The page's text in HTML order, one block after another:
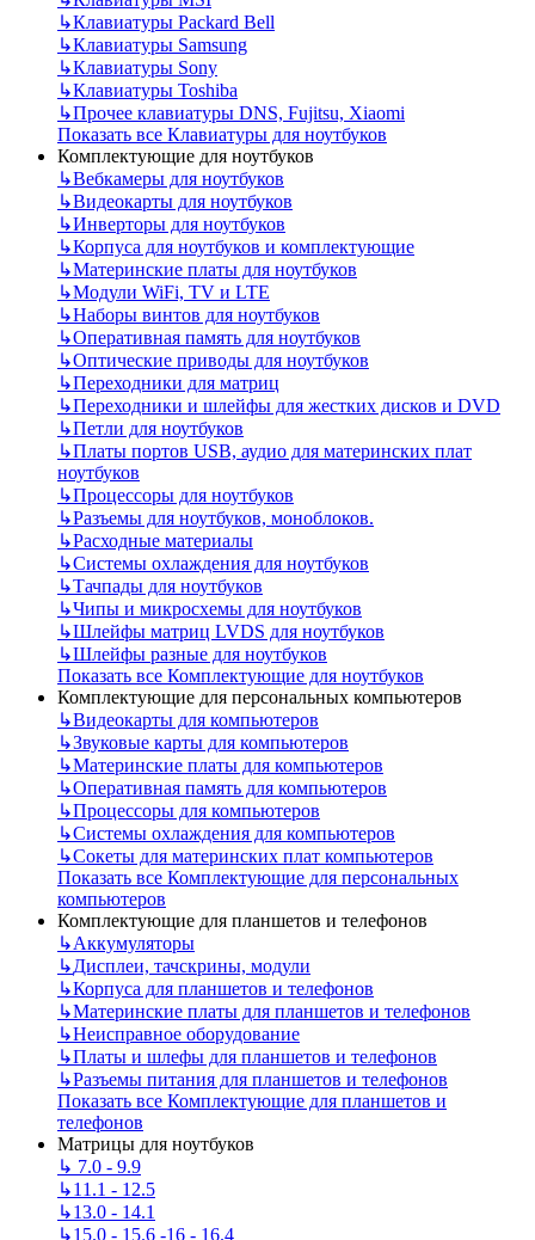
↳Клавиатуры Packard Bell
↳Клавиатуры Samsung
↳Клавиатуры Sony
↳Клавиатуры Toshiba
↳Прочее клавиатуры DNS, Fujitsu, Xiaomi
Показать все Клавиатуры для ноутбуков
Комплектующие для ноутбуков
↳Вебкамеры для ноутбуков
↳Видеокарты для ноутбуков
↳Инверторы для ноутбуков
↳Корпуса для ноутбуков и комплектующие
↳Материнские платы для ноутбуков
↳Модули WiFi, TV и LTE
↳Наборы винтов для ноутбуков
↳Оперативная память для ноутбуков
↳Оптические приводы для ноутбуков
↳Переходники для матриц
↳Переходники и шлейфы для жестких дисков и DVD
↳Петли для ноутбуков
↳Платы портов USB, аудио для материнских плат
ноутбуков
↳Процессоры для ноутбуков
↳Разъемы для ноутбуков, моноблоков.
↳Расходные материалы
↳Системы охлаждения для ноутбуков
↳Тачпады для ноутбуков
↳Чипы и микросхемы для ноутбуков
↳Шлейфы матриц LVDS для ноутбуков
↳Шлейфы разные для ноутбуков
Показать все Комплектующие для ноутбуков
Комплектующие для персональных компьютеров
↳Видеокарты для компьютеров
↳Звуковые карты для компьютеров
↳Материнские платы для компьютеров
↳Оперативная память для компьютеров
↳Процессоры для компьютеров
↳Системы охлаждения для компьютеров
↳Сокеты для материнских плат компьютеров
Показать все Комплектующие для персональных
компьютеров
Комплектующие для планшетов и телефонов
↳Аккумуляторы
↳Дисплеи, тачскрины, модули
↳Корпуса для планшетов и телефонов
↳Материнские платы для планшетов и телефонов
↳Неисправное оборудование
↳Платы и шлефы для планшетов и телефонов
↳Разъемы питания для планшетов и телефонов
Показать все Комплектующие для планшетов и
телефонов
Матрицы для ноутбуков
↳ 7.0 - 9.9
↳11.1 - 12.5
↳13.0 - 14.1
↳15.0 - 15.6 -16 - 16.4